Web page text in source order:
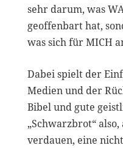
sehr darum, was
geoffenbart hat,
was sich für MICH
Dabei spielt der
Medien und der
Bibel und gute
„Schwarzbrot“
verdauen, eine